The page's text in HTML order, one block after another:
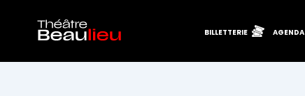
contenu
BILLETTERIE AGENDA
des
articles